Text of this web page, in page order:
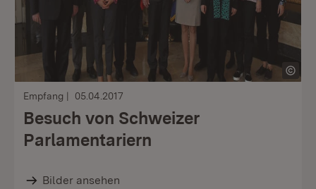
Empfang 05.04.2017
Besuch von Schweizer
Parlamentariern
Bilder ansehen